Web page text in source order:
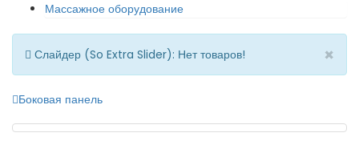
Массажное оборудование
Слайдер (So Extra Slider): Нет товаров! ×
Боковая панель